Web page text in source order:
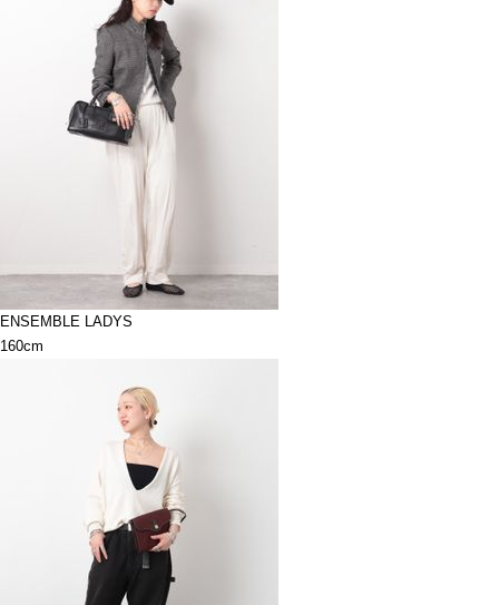
ENSEMBLE LADYS
160cm